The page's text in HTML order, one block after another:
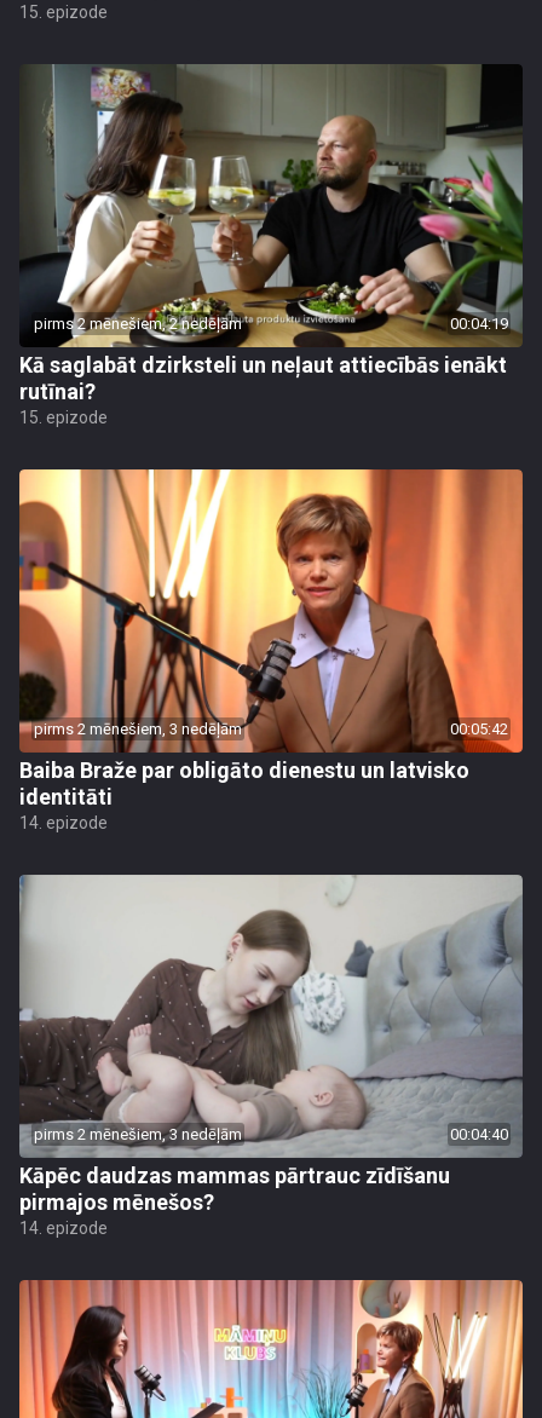
15. epizode
pirms 2 mēnešiem, 2 nedēļām 00:04:19
Kā saglabāt dzirksteli un neļaut attiecībās ienākt
rutīnai?
15. epizode
pirms 2 mēnešiem, 3 nedēļām 00:05:42
Baiba Braže par obligāto dienestu un latvisko
identitāti
14. epizode
pirms 2 mēnešiem, 3 nedēļām 00:04:40
Kāpēc daudzas mammas pārtrauc zīdīšanu
pirmajos mēnešos?
14. epizode